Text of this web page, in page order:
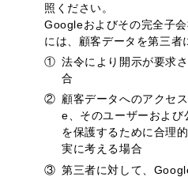
照ください。
Googleおよびその完全子
には、顧客データを第三者
① 法令により開示が要求
合
② 顧客データへのアクセ
e、そのユーザーおよ
を保護するために合理
実に考える場合
③ 第三者に対して、